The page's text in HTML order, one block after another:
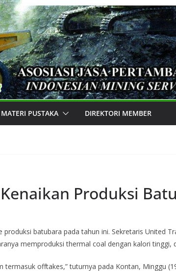
MATERI PUSTAKA DIREKTORI MEMBER
Produksi
batubara pada tahun ini. Sekretaris United
memproduksi thermal coal dengan kalori tinggi,
offtakes,” tuturnya pada Kontan, Minggu